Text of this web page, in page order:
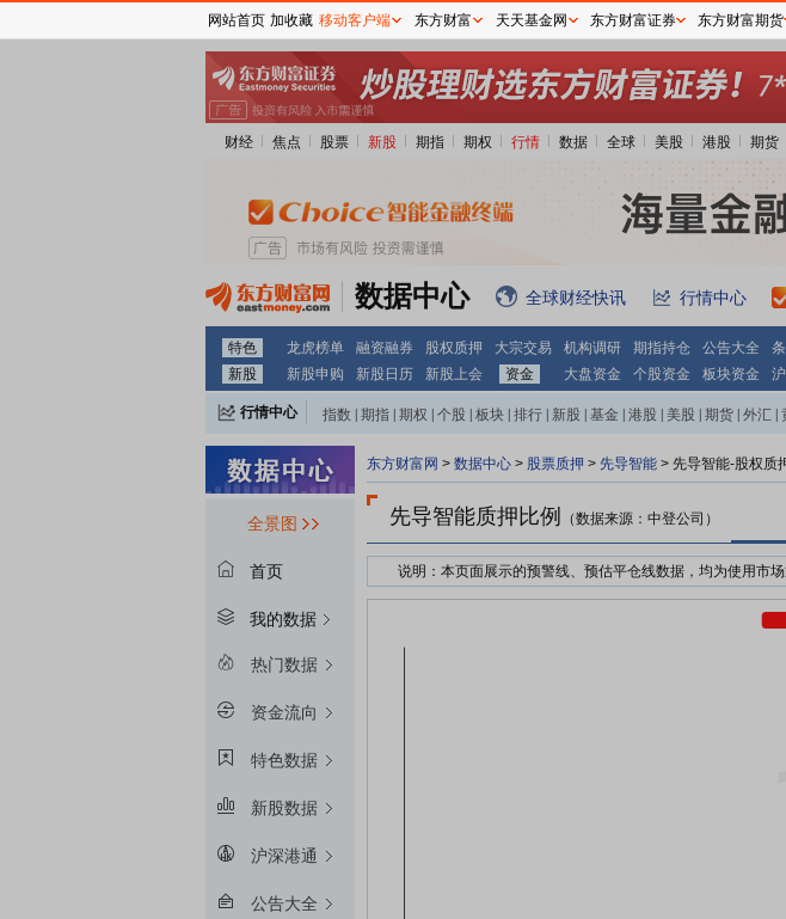
财经 焦点 股票 新股 期指 期权 行情 数据 全球 美股 港股 期货
数据中心 全球财经快讯 行情中心
特色 龙虎榜单 融资融券 股权质押 大宗交易 机构调研 期指持仓 公告大全
新股
新股申购 新股日历 新股上会 资金 大盘资金 个股资金 板块资金
行情中心 指数 期指 期权 个股 板块 排行 新股 基金 港股 美股 期货 外汇
全景图
首页
我的数据
热门数据
资金流向
特色数据
新股数据
沪深港通
公告大全
东方财富网 > 数据中心 > 股票质押 > 先导智能 > 先导智能-股权质
先导智能质押比例 （数据来源：中登公司）
说明：本页面展示的预警线、预估平仓线数据，均为使用市
接受股权质押的金融机构为了防止股价下跌对自己的利益造
预警线算法：冻结起始日收盘价前复权*质押率*预警线比例
网站首页 加收藏 移动客户端 东方财富 天天基金网 东方财富证券 东方财富期货